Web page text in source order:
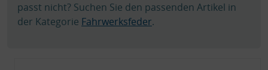
passt nicht? Suchen Sie den passenden Artikel in
der Kategorie Fahrwerksfeder.